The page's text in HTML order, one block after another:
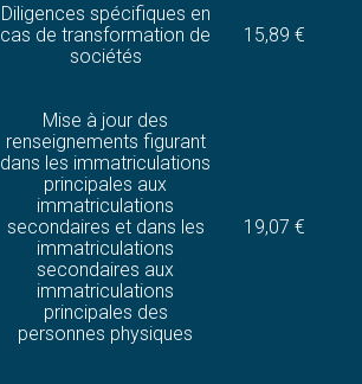
Diligences spécifiques en
cas de transformation de
sociétés
15,89 €
Mise à jour des
renseignements figurant
dans les immatriculations
principales aux
immatriculations
secondaires et dans les
immatriculations
secondaires aux
immatriculations
principales des
personnes physiques
19,07 €